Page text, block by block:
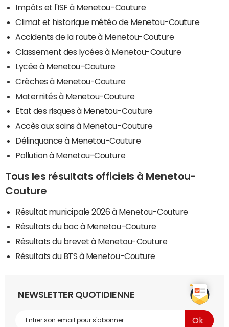
Impôts et l'ISF à Menetou-Couture
Climat et historique météo de Menetou-Couture
Accidents de la route à Menetou-Couture
Classement des lycées à Menetou-Couture
Lycée à Menetou-Couture
Crèches à Menetou-Couture
Maternités à Menetou-Couture
Etat des risques à Menetou-Couture
Accès aux soins à Menetou-Couture
Délinquance à Menetou-Couture
Pollution à Menetou-Couture
Tous les résultats officiels à Menetou-
Couture
Résultat municipale 2026 à Menetou-Couture
Résultats du bac à Menetou-Couture
Résultats du brevet à Menetou-Couture
Résultats du BTS à Menetou-Couture
NEWSLETTER QUOTIDIENNE